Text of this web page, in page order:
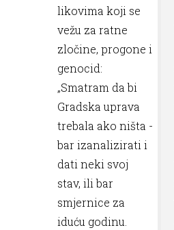
likovima koji se
vežu za ratne
zločine, progone i
genocid:
„Smatram da bi
Gradska uprava
trebala ako ništa -
bar izanalizirati i
dati neki svoj
stav, ili bar
smjernice za
iduću godinu.